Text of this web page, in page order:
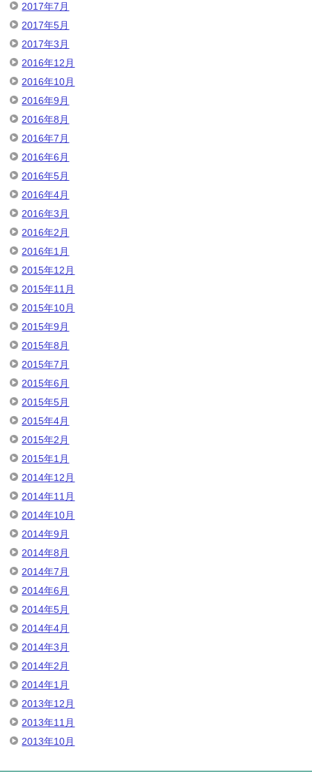
2017年7月
2017年5月
2017年3月
2016年12月
2016年10月
2016年9月
2016年8月
2016年7月
2016年6月
2016年5月
2016年4月
2016年3月
2016年2月
2016年1月
2015年12月
2015年11月
2015年10月
2015年9月
2015年8月
2015年7月
2015年6月
2015年5月
2015年4月
2015年2月
2015年1月
2014年12月
2014年11月
2014年10月
2014年9月
2014年8月
2014年7月
2014年6月
2014年5月
2014年4月
2014年3月
2014年2月
2014年1月
2013年12月
2013年11月
2013年10月